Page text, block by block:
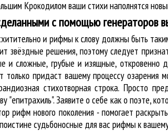
Крокодилом ваши стихи наполнятся
с помощью генераторов
и рифмы к слову должны быть
звёздные решения, поэтому следует
и сложные, грубые и изящные, откровенно
только придаст вашему процессу озарения
стихотворная строка. Просто
"епитрахиль". Заявите о себе как о поэте,
рифм нового поколения - помогает
судьбоносные для вас рифмы к